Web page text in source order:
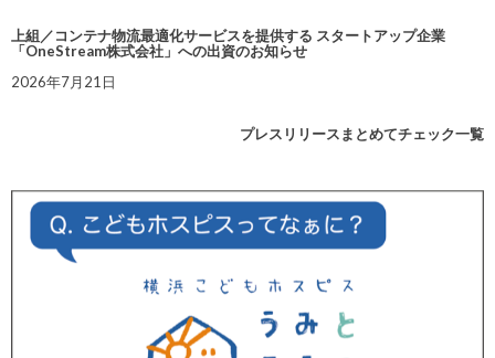
上組／コンテナ物流最適化サービスを提供する スタートアップ企業
「OneStream株式会社」への出資のお知らせ
2026年7月21日
プレスリリースまとめてチェック一覧